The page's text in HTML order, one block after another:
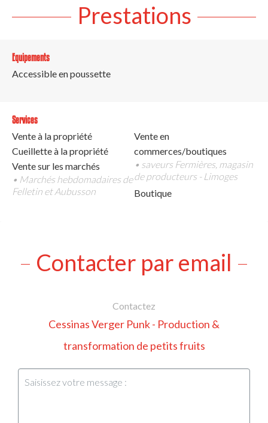
Prestations
Equipements
Accessible en poussette
Services
Vente à la propriété
Cueillette à la propriété
Vente sur les marchés
• Marchés hebdomadaires de
Felletin et Aubusson
Vente en
commerces/boutiques
• saveurs Fermières, magasin
de producteurs - Limoges
Boutique
Contacter par email
Contactez
Cessinas Verger Punk - Production &
transformation de petits fruits